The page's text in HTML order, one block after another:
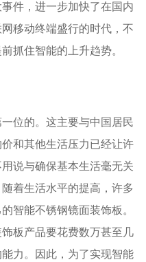
件，进一步加快了在国内
移动终端盛行的时代，不
抓住智能的上升趋势。
位的。这主要与中国居民
和其他生活压力已经让许
说与确保基本生活毫无关
着生活水平的提高，许多
智能不锈钢镜面装饰板。
板产品要花费数万甚至几
力。因此，为了实现智能